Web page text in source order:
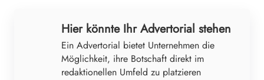
Hier könnte Ihr Advertorial stehen
Ein Advertorial bietet Unternehmen die
Möglichkeit, ihre Botschaft direkt im
redaktionellen Umfeld zu platzieren